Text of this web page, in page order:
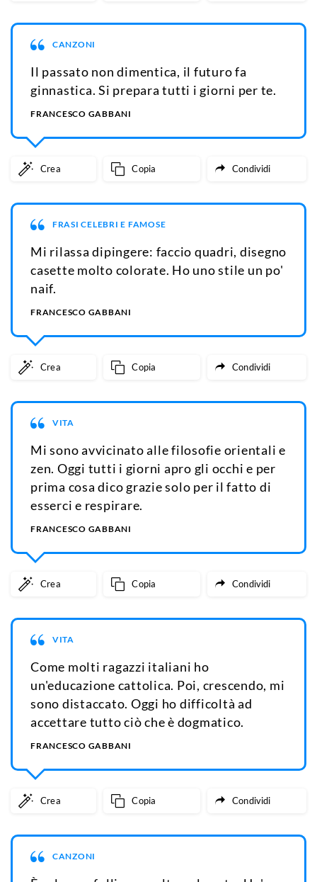
CANZONI
Il passato non dimentica, il futuro fa
ginnastica. Si prepara tutti i giorni per te.
FRANCESCO GABBANI
Crea Copia Condividi
FRASI CELEBRI E FAMOSE
Mi rilassa dipingere: faccio quadri, disegno
casette molto colorate. Ho uno stile un po'
naif.
FRANCESCO GABBANI
Crea Copia Condividi
VITA
Mi sono avvicinato alle filosofie orientali e
zen. Oggi tutti i giorni apro gli occhi e per
prima cosa dico grazie solo per il fatto di
esserci e respirare.
FRANCESCO GABBANI
Crea Copia Condividi
VITA
Come molti ragazzi italiani ho
un'educazione cattolica. Poi, crescendo, mi
sono distaccato. Oggi ho difficoltà ad
accettare tutto ciò che è dogmatico.
FRANCESCO GABBANI
Crea Copia Condividi
CANZONI